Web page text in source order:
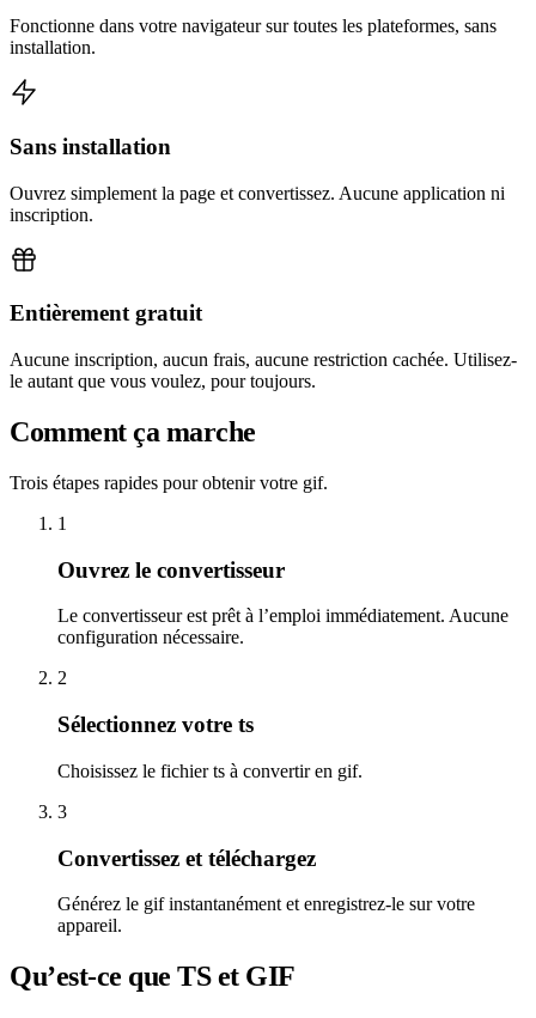
Fonctionne dans votre navigateur sur toutes les plateformes, sans
installation.
Sans installation
Ouvrez simplement la page et convertissez. Aucune application ni
inscription.
Entièrement gratuit
Aucune inscription, aucun frais, aucune restriction cachée. Utilisez-
le autant que vous voulez, pour toujours.
Comment ça marche
Trois étapes rapides pour obtenir votre gif.
1
Ouvrez le convertisseur
Le convertisseur est prêt à l’emploi immédiatement. Aucune
configuration nécessaire.
2
Sélectionnez votre ts
Choisissez le fichier ts à convertir en gif.
3
Convertissez et téléchargez
Générez le gif instantanément et enregistrez-le sur votre
appareil.
Qu’est-ce que TS et GIF